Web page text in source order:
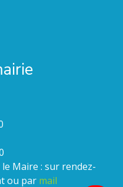
Maire : sur rendez-
ou par mail